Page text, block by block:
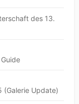
des 13.
(Galerie Update)